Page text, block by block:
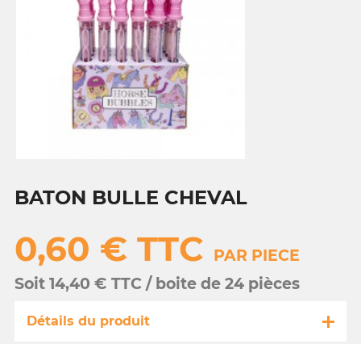
BATON BULLE CHEVAL
0,60 € TTC PAR PIECE
Soit 14,40 € TTC / boite de 24 pièces
Détails du produit